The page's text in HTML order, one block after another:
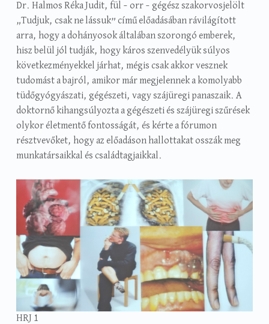
Dr. Halmos Réka Judit, fül – orr – gégész szakorvosjelölt
„Tudjuk, csak ne lássuk” című előadásában rávilágított
arra, hogy a dohányosok általában szorongó emberek,
hisz belül jól tudják, hogy káros szenvedélyük súlyos
következményekkel járhat, mégis csak akkor vesznek
tudomást a bajról, amikor már megjelennek a komolyabb
tüdőgyógyászati, gégészeti, vagy szájüregi panaszaik. A
doktornő kihangsúlyozta a gégészeti és szájüregi szűrések
olykor életmentő fontosságát, és kérte a fórumon
résztvevőket, hogy az előadáson hallottakat osszák meg
munkatársaikkal és családtagjaikkal.
HRJ 1